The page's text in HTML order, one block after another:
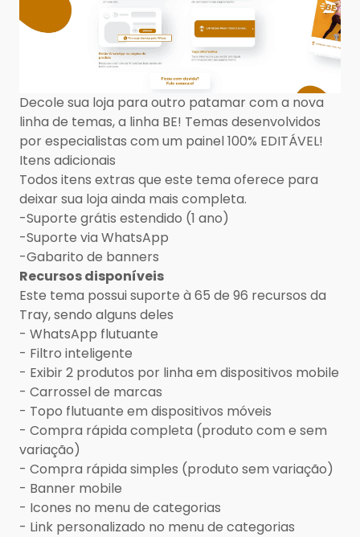
Decole sua loja para outro patamar com a nova
linha de temas, a linha BE! Temas desenvolvidos
por especialistas com um painel 100% EDITÁVEL!
Itens adicionais
Todos itens extras que este tema oferece para
deixar sua loja ainda mais completa.
-Suporte grátis estendido (1 ano)
-Suporte via WhatsApp
-Gabarito de banners
Recursos disponíveis
Este tema possui suporte à 65 de 96 recursos da
Tray, sendo alguns deles
- WhatsApp flutuante
- Filtro inteligente
- Exibir 2 produtos por linha em dispositivos mobile
- Carrossel de marcas
- Topo flutuante em dispositivos móveis
- Compra rápida completa (produto com e sem
variação)
- Compra rápida simples (produto sem variação)
- Banner mobile
- Icones no menu de categorias
- Link personalizado no menu de categorias